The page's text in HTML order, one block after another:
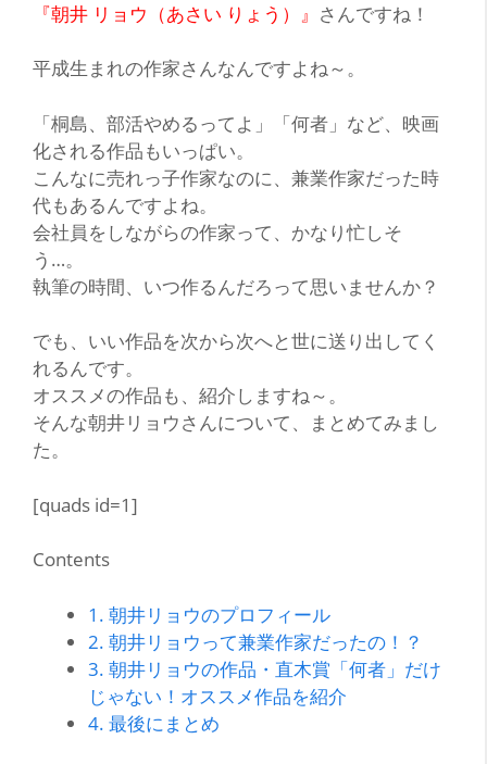
『朝井 リョウ（あさい りょう）』 さんですね！
平成生まれの作家さんなんですよね～。
「桐島、部活やめるってよ」「何者」 など、映画
化される作品もいっぱい。
こんなに売れっ子作家なのに、 兼業作家だった時
代もあるんですよね。
会社員をしながらの作家って、かなり忙しそ
う…。
執筆の時間、いつ作るんだろって思いませんか？
でも、いい作品を次から次へと世に送り出してく
れるんです。
オススメの作品も、紹介しますね～。
そんな朝井リョウさんについて、まとめてみまし
た。
[quads id=1]
Contents
1. 朝井リョウのプロフィール
2. 朝井リョウって兼業作家だったの！？
3. 朝井リョウの作品・直木賞「何者」だけ
じゃない！オススメ作品を紹介
4. 最後にまとめ